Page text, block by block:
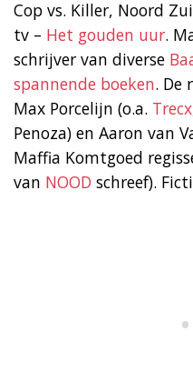
Cop vs. Killer, Noord
tv – Het gouden uur.
schrijver van diverse
spannende boeken. De
Max Porcelijn (o.a. Trecx
Penoza) en Aaron van
Maffia Komtgoed
van NOOD schreef).